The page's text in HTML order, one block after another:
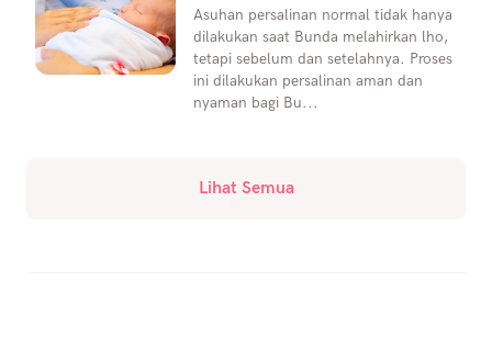
Asuhan persalinan normal tidak hanya
dilakukan saat Bunda melahirkan lho,
tetapi sebelum dan setelahnya. Proses
ini dilakukan persalinan aman dan
nyaman bagi Bu...
Lihat Semua